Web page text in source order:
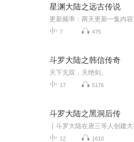
星渊大陆之远古传说
7 475
斗罗大陆之韩信传奇
天下无双，天绝剑。
17 5176
斗罗大陆之黑洞后传
12 1610